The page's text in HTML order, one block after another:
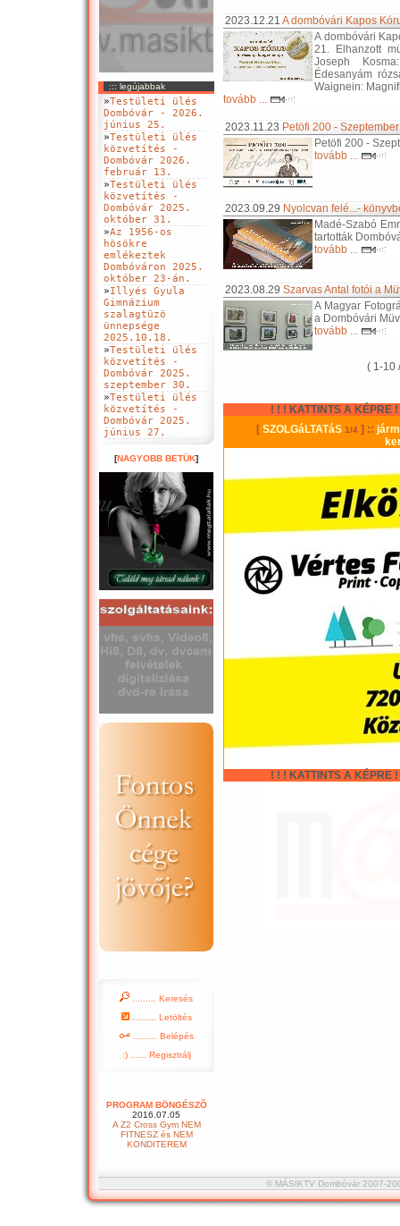
2023.12.21 A dombóvári Kapos
A dombóvári
21. Elhanzott
Joseph
Édesanyám
Waignein:
tovább ...
2023.11.23 Petöfi 200 -
Petöfi 200 -
tovább ...
2023.09.29 Nyolcvan felé...-
Madé-Szabó
tartották
tovább ...
2023.08.29 Szarvas Antal fotói a
A Magyar
a Dombóvári
tovább ...
( 1-10
! ! ! KATTINTS A KÉPRE
! ! ! KATTINTS A KÉPRE
::: legújabbak
»Testületi ülés
Dombóvár - 2026.
június 25.
»Testületi ülés
közvetítés -
Dombóvár 2026.
február 13.
»Testületi ülés
közvetítés -
Dombóvár 2025.
október 31.
»Az 1956-os
hösökre
emlékeztek
Dombóváron 2025.
október 23-án.
»Illyés Gyula
Gimnázium
szalagtüzö
ünnepsége
2025.10.18.
»Testületi ülés
közvetítés -
Dombóvár 2025.
szeptember 30.
»Testületi ülés
közvetítés -
Dombóvár 2025.
június 27.
[NAGYOBB BETÜK]
......... Keresés
......... Letöltés
......... Belépés
:) ...... Regisztrálj
PROGRAM BÖNGÉSZÕ
2016.07.05
A Z2 Cross Gym NEM
FITNESZ és NEM
KONDITEREM
© MÁSIKTV Dombóvár 2007-